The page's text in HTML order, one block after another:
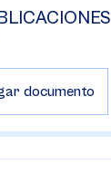
documento